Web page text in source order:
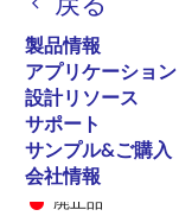
製品情報
アプリケーション
設計リソース
サポート
サンプル&ご購入
会社情報
く
ず
廃止品